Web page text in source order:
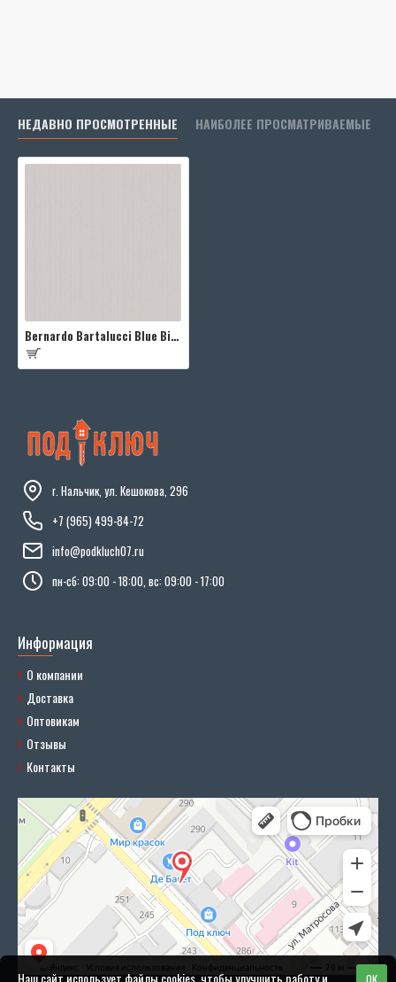
НЕДАВНО ПРОСМОТРЕННЫЕ НАИБОЛЕЕ ПРОСМАТРИВАЕМЫЕ
Bernardo Bartalucci Blue Bigi 5066-24
г. Нальчик, ул. Кешокова, 296
+7 (965) 499-84-72
info@podkluch07.ru
пн-сб: 09:00 - 18:00, вс: 09:00 - 17:00
Информация
О компании
Доставка
Оптовикам
Отзывы
Контакты
Наш сайт использует файлы cookies, чтобы улучшить работу и